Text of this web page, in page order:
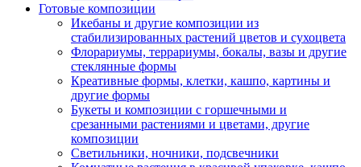
Готовые композиции
Икебаны и другие композиции из
стабилизированных растений цветов и сухоцвета
Флорариумы, террариумы, бокалы, вазы и другие
стеклянные формы
Креативные формы, клетки, кашпо, картины и
другие формы
Букеты и композиции с горшечными и
срезанными растениями и цветами, другие
композиции
Светильники, ночники, подсвечники